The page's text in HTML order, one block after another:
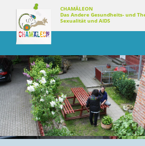
content
CHAMÄLEON
Das Andere Gesundheits- und
Sexualität und AIDS